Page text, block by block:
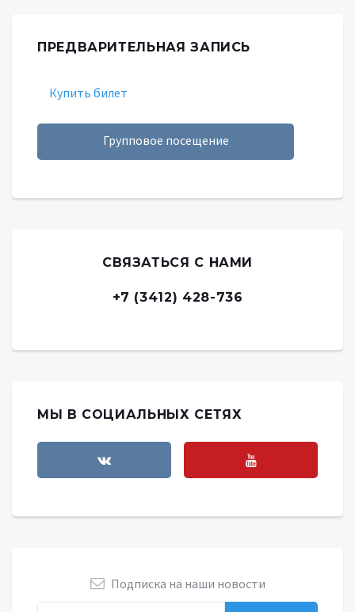
ПРЕДВАРИТЕЛЬНАЯ ЗАПИСЬ
Купить билет
Групповое посещение
СВЯЗАТЬСЯ С НАМИ
+7 (3412) 428-736
МЫ В СОЦИАЛЬНЫХ СЕТЯХ
Подписка на наши новости